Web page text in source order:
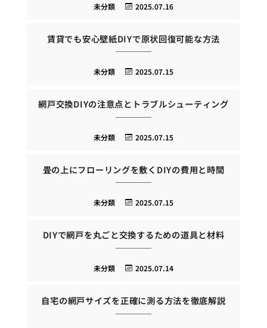
2025.07.16
未分類
賃貸でも安心壁紙DIYで原状回復可能な方法
2025.07.15
未分類
網戸交換DIYの注意点とトラブルシューティング
2025.07.15
未分類
畳の上にフローリングを敷くDIYの費用と時間
2025.07.15
未分類
DIYで網戸を丸ごと交換するための道具と材料
2025.07.14
未分類
自宅の網戸サイズを正確に測る方法を徹底解説